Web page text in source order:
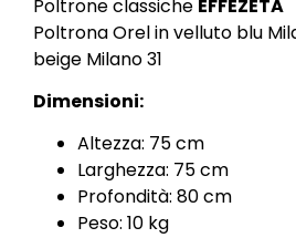
Poltrone classiche EFFEZETA
Poltrona Orel in velluto blu
beige Milano 31
Dimensioni:
Altezza: 75 cm
Larghezza: 75 cm
Profondità: 80 cm
Peso: 10 kg